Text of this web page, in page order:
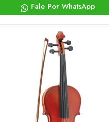
Fale Por WhatsApp